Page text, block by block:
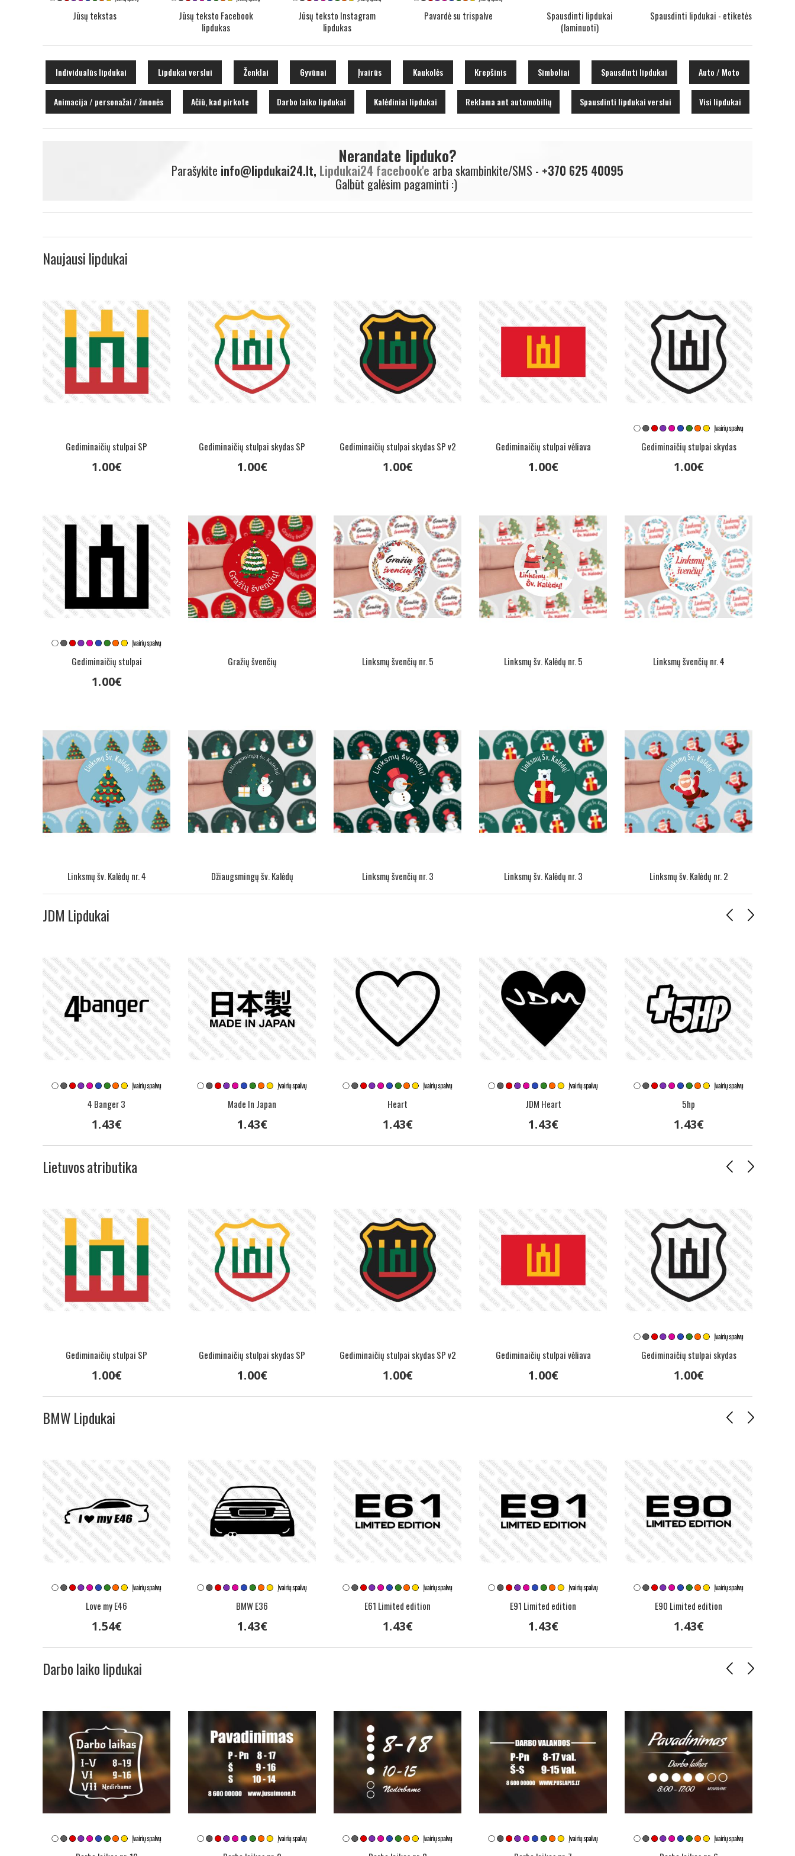
Jūsų tekstas
Jūsų teksto Facebook
lipdukas
Jūsų teksto Instagram
lipdukas
Pavardė su trispalve
Spausdinti lipdukai
(laminuoti)
Spausdinti lipdukai - etiketės
Individualūs lipdukai Lipdukai verslui Ženklai Gyvūnai Įvairūs Kaukolės Krepšinis Simboliai Spausdinti lipdukai Auto / Moto
Animacija / personažai / žmonės Ačiū, kad pirkote Darbo laiko lipdukai Kalėdiniai lipdukai Reklama ant automobilių Spausdinti lipdukai verslui Visi lipdukai
Nerandate lipduko?
Parašykite info@lipdukai24.lt, Lipdukai24 facebook'e arba skambinkite/SMS - +370 625 40095
Galbūt galėsim pagaminti :)
Naujausi lipdukai
Gediminaičių stulpai SP
1.00€
Gediminaičių stulpai skydas SP
1.00€
Gediminaičių stulpai skydas SP v2
1.00€
Gediminaičių stulpai vėliava
1.00€
Gediminaičių stulpai skydas
1.00€
Gediminaičių stulpai
1.00€
Gražių švenčių Linksmų švenčių nr. 5 Linksmų šv. Kalėdų nr. 5 Linksmų švenčių nr. 4
Linksmų šv. Kalėdų nr. 4 Džiaugsmingų šv. Kalėdų Linksmų švenčių nr. 3 Linksmų šv. Kalėdų nr. 3 Linksmų šv. Kalėdų nr. 2
JDM Lipdukai
4 Banger 3
1.43€
Made In Japan
1.43€
Heart
1.43€
JDM Heart
1.43€
5hp
1.43€
Lietuvos atributika
Gediminaičių stulpai SP
1.00€
Gediminaičių stulpai skydas SP
1.00€
Gediminaičių stulpai skydas SP v2
1.00€
Gediminaičių stulpai vėliava
1.00€
Gediminaičių stulpai skydas
1.00€
BMW Lipdukai
Love my E46
1.54€
BMW E36
1.43€
E61 Limited edition
1.43€
E91 Limited edition
1.43€
E90 Limited edition
1.43€
Darbo laiko lipdukai